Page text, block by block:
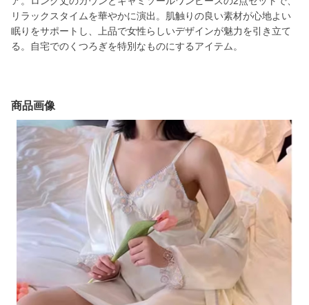
リラックスタイムを華やかに演出。肌触りの良い素材が心地よい
眠りをサポートし、上品で女性らしいデザインが魅力を引き立て
る。自宅でのくつろぎを特別なものにするアイテム。
商品画像